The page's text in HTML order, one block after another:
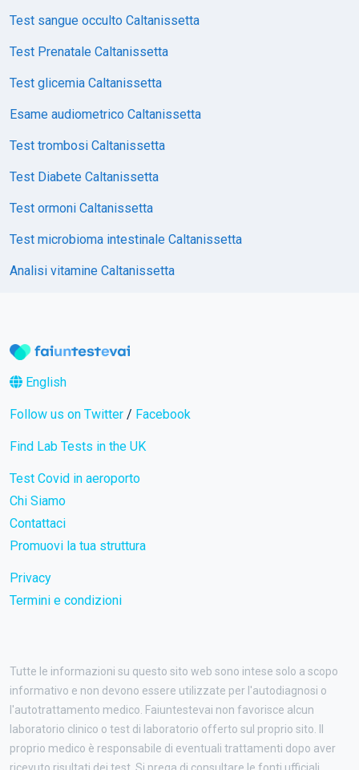
Test sangue occulto Caltanissetta
Test Prenatale Caltanissetta
Test glicemia Caltanissetta
Esame audiometrico Caltanissetta
Test trombosi Caltanissetta
Test Diabete Caltanissetta
Test ormoni Caltanissetta
Test microbioma intestinale Caltanissetta
Analisi vitamine Caltanissetta
English
Follow us on Twitter / Facebook
Find Lab Tests in the UK
Test Covid in aeroporto
Chi Siamo
Contattaci
Promuovi la tua struttura
Privacy
Termini e condizioni
Tutte le informazioni su questo sito web sono intese solo a scopo
informativo e non devono essere utilizzate per l'autodiagnosi o
l'autotrattamento medico. Faiuntestevai non favorisce alcun
laboratorio clinico o test di laboratorio offerto sul proprio sito. Il
proprio medico è responsabile di eventuali trattamenti dopo aver
ricevuto risultati dei test. Si prega di consultare le fonti ufficiali